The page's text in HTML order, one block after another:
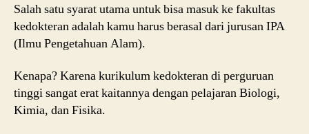
Salah satu syarat utama untuk bisa masuk ke fakultas
kedokteran adalah kamu harus berasal dari jurusan IPA
(Ilmu Pengetahuan Alam).
Kenapa? Karena kurikulum kedokteran di perguruan
tinggi sangat erat kaitannya dengan pelajaran Biologi,
Kimia, dan Fisika.